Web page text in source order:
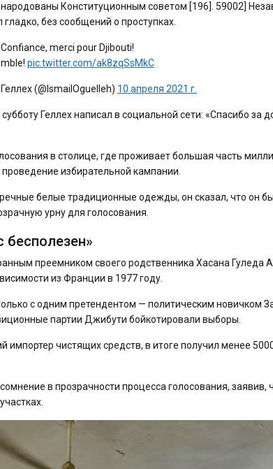
Конституционным советом [196]. 59002]
без сообщений о проступках.
merci pour Djibouti!
pic.twitter.com/ak8zqSsMkC
(@IsmailOguelleh) 10 апреля 2021 г.
Геллех написал в социальной сети: «Спасибо за
в столице, где проживает большая часть
избирательной кампании.
белые традиционные одежды, он сказал, что он
урну для голосования.
бесполезен»
преемником своего родственника Хасана Гуледа
из Франции в 1977 году.
с одним претендентом — политическим новичком
партии Джибути бойкотировали выборы.
импортер чистящих средств, в итоге получил менее
в прозрачности процесса голосования, заявив,